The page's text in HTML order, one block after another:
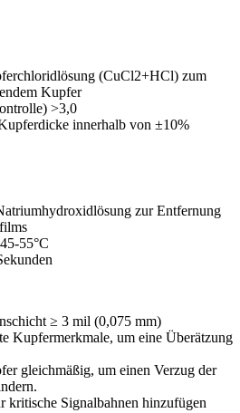
(CuCl2+HCl) zum
Kupfer
>3,0
innerhalb von ±10%
zur Entfernung
55°C
≥ 3 mil (0,075 mm)
Kupfermerkmale, um eine Überätzung
gleichmäßig, um einen Verzug der
kritische Signalbahnen hinzufügen